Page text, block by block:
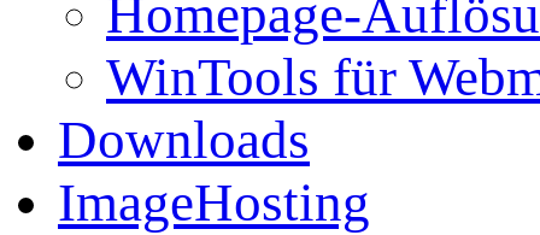
Homepage-
WinTools für
Downloads
ImageHosting